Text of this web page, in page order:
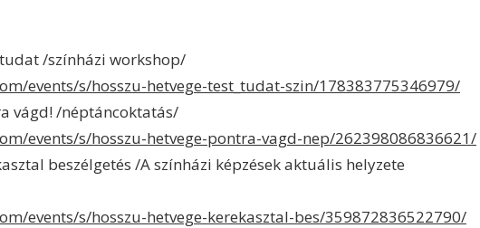
/színházi workshop/
events/s/hosszu-hetvege-test_tudat-szin/178383775346979/
vágd! /néptáncoktatás/
events/s/hosszu-hetvege-pontra-vagd-nep/262398086836621/
beszélgetés /A színházi képzések aktuális helyzete
events/s/hosszu-hetvege-kerekasztal-bes/359872836522790/